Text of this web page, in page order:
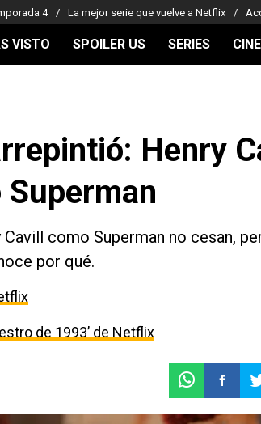
4 La mejor serie que vuelve a Netflix
VISTO SPOILER US SERIES CINE
Henry
como Superman no cesan,
por qué.
de 1993’ de Netflix